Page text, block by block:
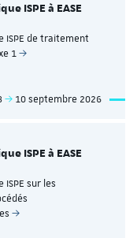
ISPE à EASE
ISPE de traitement
1
10 septembre 2026
ISPE à EASE
sur les